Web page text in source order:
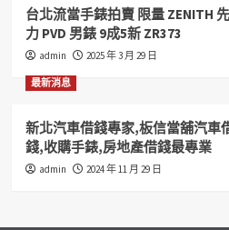
地
借
錢
借
收
購
我
台北流當手錶拍賣 限量 ZENITH
力 PVD 男錶 9成5新 ZR373
admin 2025 年 3 月 29 日
最新消息
新北汽車借錢專家,板信當舖汽車
錢,收購手錶,房地產借錢最專業
admin 2024 年 11 月 29 日